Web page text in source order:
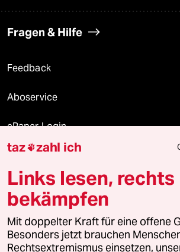
Fragen & Hilfe
Feedback
Aboservice
ePaper Login
Downloads für Abonnierende
© 2026 taz Verlags und Vertriebs GmbH
Alle Rechte vorbehalten. Bei rechtlichen Fragen
wenden Sie sich bitte an
lizenzen@taz.de
taz zahl ich
Links lesen, rechts
bekämpfen
Mit doppelter Kraft für eine offene
Besonders jetzt brauchen
Rechtsextremismus einsetzen,